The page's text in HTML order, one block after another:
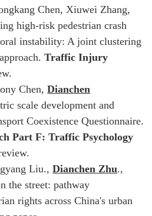
Chen, Xiuwei Zhang,
high-risk pedestrian crash
instability: A joint clustering
Traffic Injury
Chen,Dianchen
scale development and
Coexistence Questionnaire.
Part F: Traffic Psychology
Liu.,Dianchen Zhu.,
the street: pathway
rights across China's urban